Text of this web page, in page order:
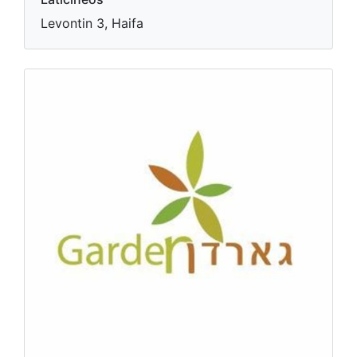
Levontin 3, Haifa